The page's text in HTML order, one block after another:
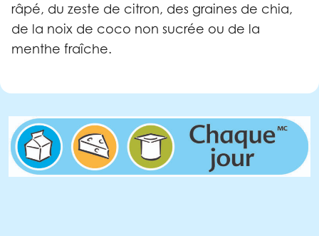
râpé, du zeste de citron, des graines de chia,
de la noix de coco non sucrée ou de la
menthe fraîche.